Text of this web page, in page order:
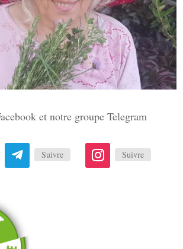
et notre groupe Telegram
Suivre Suivre